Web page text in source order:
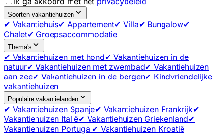
Soorten vakantiehuizen
✔ Vakantiehuis✔ Appartement✔ Villa✔ Bungalow✔
Chalet✔ Groepsaccommodatie
Thema's
✔ Vakantiehuizen met hond✔ Vakantiehuizen in de
natuur✔ Vakantiehuizen met zwembad✔ Vakantiehuizen
aan zee✔ Vakantiehuizen in de bergen✔ Kindvriendelijke
vakantiehuizen
Populaire vakantielanden
✔ Vakantiehuizen Spanje✔ Vakantiehuizen Frankrijk✔
Vakantiehuizen Italië✔ Vakantiehuizen Griekenland✔
Vakantiehuizen Portugal✔ Vakantiehuizen Kroatië